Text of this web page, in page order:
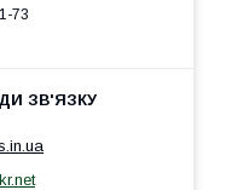
73